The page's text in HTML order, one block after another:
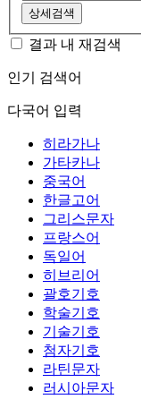
상세검색
결과 내 재검색
인기 검색어
다국어 입력
히라가나
가타카나
중국어
한글고어
그리스문자
프랑스어
독일어
히브리어
괄호기호
학술기호
기술기호
첨자기호
라틴문자
러시아문자